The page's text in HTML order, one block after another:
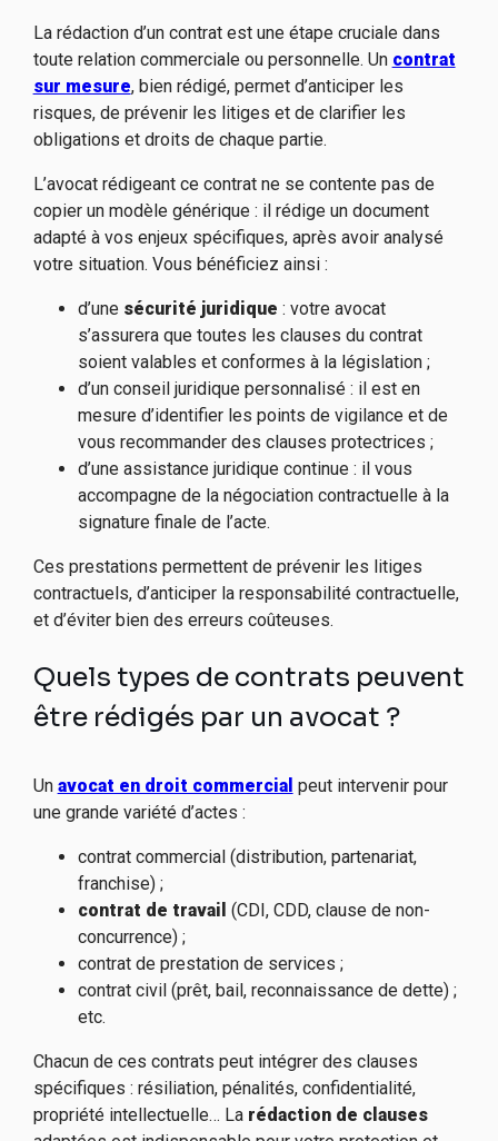
La rédaction d’un contrat est une étape cruciale dans
toute relation commerciale ou personnelle. Un contrat
sur mesure, bien rédigé, permet d’anticiper les
risques, de prévenir les litiges et de clarifier les
obligations et droits de chaque partie.
L’avocat rédigeant ce contrat ne se contente pas de
copier un modèle générique : il rédige un document
adapté à vos enjeux spécifiques, après avoir analysé
votre situation. Vous bénéficiez ainsi :
d’une sécurité juridique : votre avocat
s’assurera que toutes les clauses du contrat
soient valables et conformes à la législation ;
d’un conseil juridique personnalisé : il est en
mesure d’identifier les points de vigilance et de
vous recommander des clauses protectrices ;
d’une assistance juridique continue : il vous
accompagne de la négociation contractuelle à la
signature finale de l’acte.
Ces prestations permettent de prévenir les litiges
contractuels, d’anticiper la responsabilité contractuelle,
et d’éviter bien des erreurs coûteuses.
Quels types de contrats peuvent
être rédigés par un avocat ?
Un avocat en droit commercial peut intervenir pour
une grande variété d’actes :
contrat commercial (distribution, partenariat,
franchise) ;
contrat de travail (CDI, CDD, clause de non-
concurrence) ;
contrat de prestation de services ;
contrat civil (prêt, bail, reconnaissance de dette) ;
etc.
Chacun de ces contrats peut intégrer des clauses
spécifiques : résiliation, pénalités, confidentialité,
propriété intellectuelle… La rédaction de clauses